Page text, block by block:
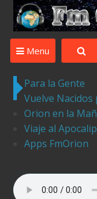
Desde
Menu
Para la Gente
Vuelve Nacidos
Orion en la
Viaje al
Apps FmOrion